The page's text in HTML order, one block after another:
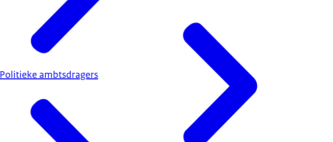
Politieke ambtsdragers